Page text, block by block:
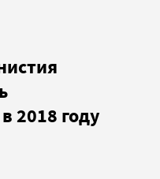
2018 году